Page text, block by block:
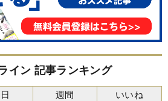
イン 記事ランキング
週間 いいね